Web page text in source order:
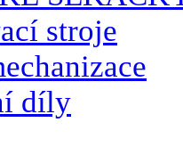
stroje
díly